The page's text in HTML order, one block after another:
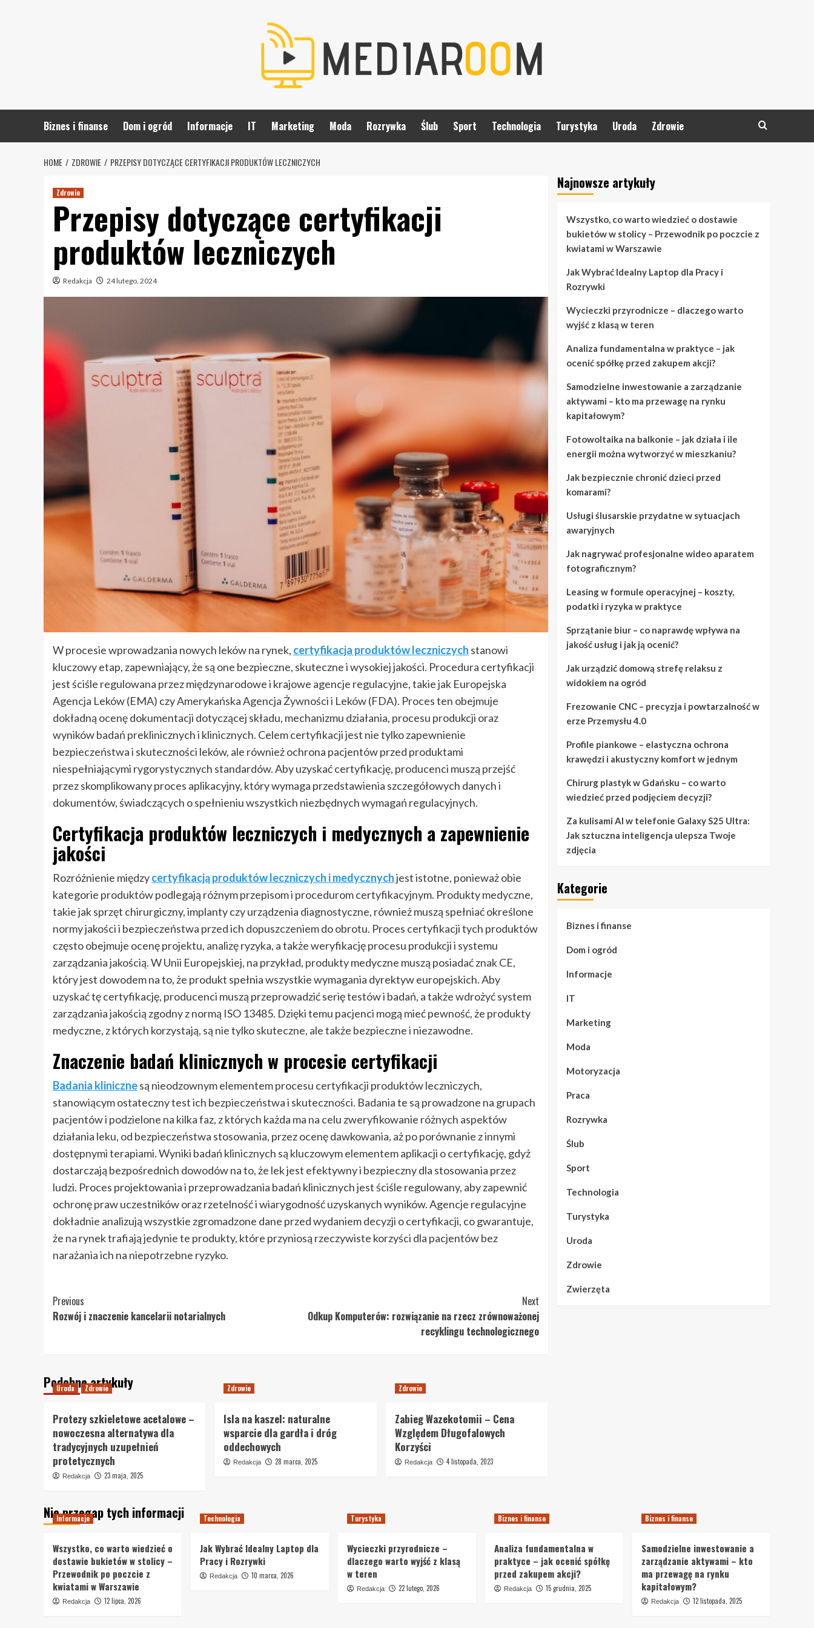
Biznes i finanse Dom i ogród Informacje IT Marketing Moda Rozrywka Ślub Sport Technologia Turystyka Uroda Zdrowie
HOME ZDROWIE PRZEPISY DOTYCZĄCE CERTYFIKACJI PRODUKTÓW LECZNICZYCH
Zdrowie
Przepisy dotyczące certyfikacji
produktów leczniczych
Redakcja 24 lutego, 2024
W procesie wprowadzania nowych leków na rynek, certyfikacja produktów leczniczych stanowi
kluczowy etap, zapewniający, że są one bezpieczne, skuteczne i wysokiej jakości. Procedura certyfikacji
jest ściśle regulowana przez międzynarodowe i krajowe agencje regulacyjne, takie jak Europejska
Agencja Leków (EMA) czy Amerykańska Agencja Żywności i Leków (FDA). Proces ten obejmuje
dokładną ocenę dokumentacji dotyczącej składu, mechanizmu działania, procesu produkcji oraz
wyników badań preklinicznych i klinicznych. Celem certyfikacji jest nie tylko zapewnienie
bezpieczeństwa i skuteczności leków, ale również ochrona pacjentów przed produktami
niespełniającymi rygorystycznych standardów. Aby uzyskać certyfikację, producenci muszą przejść
przez skomplikowany proces aplikacyjny, który wymaga przedstawienia szczegółowych danych i
dokumentów, świadczących o spełnieniu wszystkich niezbędnych wymagań regulacyjnych.
Certyfikacja produktów leczniczych i medycznych a zapewnienie
jakości
Rozróżnienie międzycertyfikacją produktów leczniczych i medycznychjest istotne, ponieważ obie
kategorie produktów podlegają różnym przepisom i procedurom certyfikacyjnym. Produkty medyczne,
takie jak sprzęt chirurgiczny, implanty czy urządzenia diagnostyczne, również muszą spełniać określone
normy jakości i bezpieczeństwa przed ich dopuszczeniem do obrotu. Proces certyfikacji tych produktów
często obejmuje ocenę projektu, analizę ryzyka, a także weryfikację procesu produkcji i systemu
zarządzania jakością. W Unii Europejskiej, na przykład, produkty medyczne muszą posiadać znak CE,
który jest dowodem na to, że produkt spełnia wszystkie wymagania dyrektyw europejskich. Aby
uzyskać tę certyfikację, producenci muszą przeprowadzić serię testów i badań, a także wdrożyć system
zarządzania jakością zgodny z normą ISO 13485. Dzięki temu pacjenci mogą mieć pewność, że produkty
medyczne, z których korzystają, są nie tylko skuteczne, ale także bezpieczne i niezawodne.
Znaczenie badań klinicznych w procesie certyfikacji
Badania klinicznesą nieodzownym elementem procesu certyfikacji produktów leczniczych,
stanowiącym ostateczny test ich bezpieczeństwa i skuteczności. Badania te są prowadzone na grupach
pacjentów i podzielone na kilka faz, z których każda ma na celu zweryfikowanie różnych aspektów
działania leku, od bezpieczeństwa stosowania, przez ocenę dawkowania, aż po porównanie z innymi
dostępnymi terapiami. Wyniki badań klinicznych są kluczowym elementem aplikacji o certyfikację, gdyż
dostarczają bezpośrednich dowodów na to, że lek jest efektywny i bezpieczny dla stosowania przez
ludzi. Proces projektowania i przeprowadzania badań klinicznych jest ściśle regulowany, aby zapewnić
ochronę praw uczestników oraz rzetelność i wiarygodność uzyskanych wyników. Agencje regulacyjne
dokładnie analizują wszystkie zgromadzone dane przed wydaniem decyzji o certyfikacji, co gwarantuje,
że na rynek trafiają jedynie te produkty, które przyniosą rzeczywiste korzyści dla pacjentów bez
narażania ich na niepotrzebne ryzyko.
Post
Navigation
Previous
Rozwój i znaczenie kancelarii notarialnych
Next
Odkup Komputerów: rozwiązanie na rzecz zrównoważonej
recyklingu technologicznego
Podobne artykuły
Uroda Zdrowie
Protezy szkieletowe acetalowe –
nowoczesna alternatywa dla
tradycyjnych uzupełnień
protetycznych
Redakcja 23 maja, 2025
Zdrowie
Isla na kaszel: naturalne
wsparcie dla gardła i dróg
oddechowych
Redakcja 28 marca, 2025
Zdrowie
Zabieg Wazekotomii – Cena
Względem Długofalowych
Korzyści
Redakcja 4 listopada, 2023
Najnowsze artykuły
Wszystko, co warto wiedzieć o dostawie
bukietów w stolicy – Przewodnik po poczcie z
kwiatami w Warszawie
Jak Wybrać Idealny Laptop dla Pracy i
Rozrywki
Wycieczki przyrodnicze – dlaczego warto
wyjść z klasą w teren
Analiza fundamentalna w praktyce – jak
ocenić spółkę przed zakupem akcji?
Samodzielne inwestowanie a zarządzanie
aktywami – kto ma przewagę na rynku
kapitałowym?
Fotowoltaika na balkonie – jak działa i ile
energii można wytworzyć w mieszkaniu?
Jak bezpiecznie chronić dzieci przed
komarami?
Usługi ślusarskie przydatne w sytuacjach
awaryjnych
Jak nagrywać profesjonalne wideo aparatem
fotograficznym?
Leasing w formule operacyjnej – koszty,
podatki i ryzyka w praktyce
Sprzątanie biur – co naprawdę wpływa na
jakość usług i jak ją ocenić?
Jak urządzić domową strefę relaksu z
widokiem na ogród
Frezowanie CNC – precyzja i powtarzalność w
erze Przemysłu 4.0
Profile piankowe – elastyczna ochrona
krawędzi i akustyczny komfort w jednym
Chirurg plastyk w Gdańsku – co warto
wiedzieć przed podjęciem decyzji?
Za kulisami AI w telefonie Galaxy S25 Ultra:
Jak sztuczna inteligencja ulepsza Twoje
zdjęcia
Kategorie
Biznes i finanse
Dom i ogród
Informacje
IT
Marketing
Moda
Motoryzacja
Praca
Rozrywka
Ślub
Sport
Technologia
Turystyka
Uroda
Zdrowie
Zwierzęta
Nie przegap tych informacji
Informacje
Wszystko, co warto wiedzieć o
dostawie bukietów w stolicy –
Przewodnik po poczcie z
kwiatami w Warszawie
Redakcja 12 lipca, 2026
Technologia
Jak Wybrać Idealny Laptop dla
Pracy i Rozrywki
Redakcja 10 marca, 2026
Turystyka
Wycieczki przyrodnicze –
dlaczego warto wyjść z klasą
w teren
Redakcja 22 lutego, 2026
Biznes i finanse
Analiza fundamentalna w
praktyce – jak ocenić spółkę
przed zakupem akcji?
Redakcja 15 grudnia, 2025
Biznes i finanse
Samodzielne inwestowanie a
zarządzanie aktywami – kto
ma przewagę na rynku
kapitałowym?
Redakcja 12 listopada, 2025